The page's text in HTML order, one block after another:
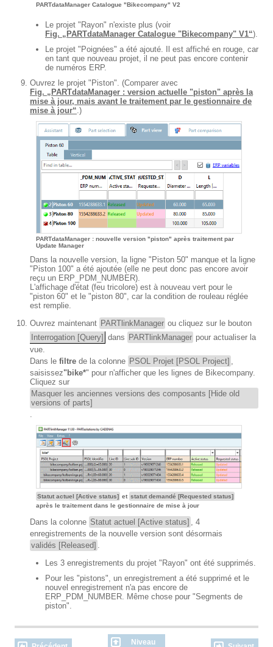
PARTdataManager Catalogue "Bikecompany" V2
Le projet "Rayon" n'existe plus (voir
Fig. „PARTdataManager Catalogue "Bikecompany" V1“).
Le projet "Poignées" a été ajouté. Il est affiché en rouge, car
en tant que nouveau projet, il ne peut pas encore contenir
de numéros ERP.
Ouvrez le projet "Piston". (Comparer avec
Fig. „PARTdataManager : version actuelle "piston" après la
mise à jour, mais avant le traitement par le gestionnaire de
mise à jour“ .)
PARTdataManager : nouvelle version "piston" après traitement par
Update Manager
Dans la nouvelle version, la ligne "Piston 50" manque et la ligne
"Piston 100" a été ajoutée (elle ne peut donc pas encore avoir
reçu un ERP_PDM_NUMBER).
L'affichage d'état (feu tricolore) est à nouveau vert pour le
"piston 60" et le "piston 80", car la condition de rouleau réglée
est remplie.
Ouvrez maintenant PARTlinkManager ou cliquez sur le bouton
Interrogation [Query] dans PARTlinkManager pour actualiser la
vue.
Dans le filtre de la colonne PSOL Projet [PSOL Project]
saisissez"bike*" pour n'afficher que les lignes de Bikecompany.
Cliquez sur
Masquer les anciennes versions des composants [Hide old
versions of parts]
Statut actuel [Active status] et statut demandé [Requested status]
après le traitement dans le gestionnaire de mise à jour
Dans la colonne Statut actuel [Active status] , 4
enregistrements de la nouvelle version sont désormais
validés [Released] .
Les 3 enregistrements du projet "Rayon" ont été supprimés.
Pour les "pistons", un enregistrement a été supprimé et le
nouvel enregistrement n'a pas encore de
ERP_PDM_NUMBER. Même chose pour "Segments de
piston".
Niveau